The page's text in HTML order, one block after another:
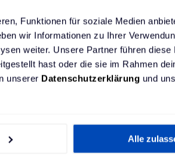
Funktionen für soziale Medien
wir Informationen zu Ihrer
weiter. Unsere Partner führen diese
hast oder die sie im Rahmen
unserer Datenschutzerklärung und
Alle
Mercuria
die Basis für eine uni-